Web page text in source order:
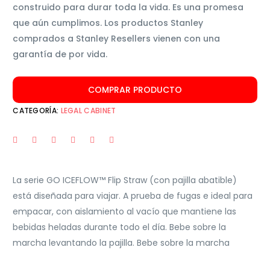
construido para durar toda la vida. Es una promesa
que aún cumplimos. Los productos Stanley
comprados a Stanley Resellers vienen con una
garantía de por vida.
COMPRAR PRODUCTO
CATEGORÍA: LEGAL CABINET
La serie GO ICEFLOW™ Flip Straw (con pajilla abatible)
está diseñada para viajar. A prueba de fugas e ideal para
empacar, con aislamiento al vacío que mantiene las
bebidas heladas durante todo el día. Bebe sobre la
marcha levantando la pajilla. Bebe sobre la marcha